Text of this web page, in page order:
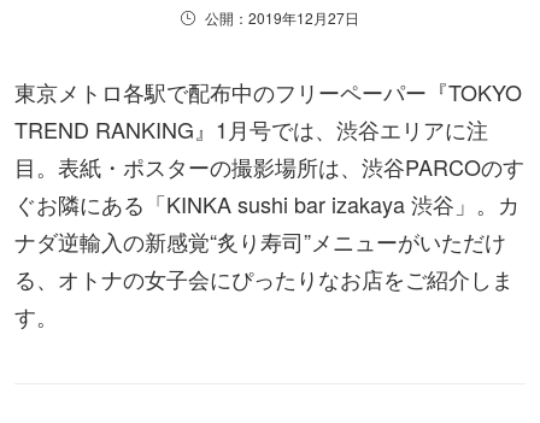
公開：2019年12月27日
東京メトロ各駅で配布中のフリーペーパー『TOKYO
TREND RANKING』1月号では、渋谷エリアに注
目。表紙・ポスターの撮影場所は、渋谷PARCOのす
ぐお隣にある「KINKA sushi bar izakaya 渋谷」。カ
ナダ逆輸入の新感覚“炙り寿司”メニューがいただけ
る、オトナの女子会にぴったりなお店をご紹介しま
す。